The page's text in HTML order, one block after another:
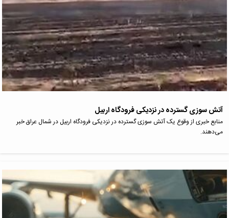
آتش سوزی گسترده در نزدیکی فرودگاه اربیل
منابع خبری از وقوع یک آتش سوزی گسترده در نزدیکی فرودگاه اربیل در شمال عراق خبر
می‌دهند.